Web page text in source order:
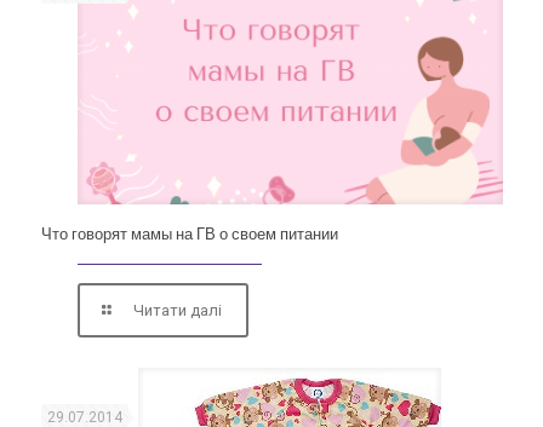
Что говорят мамы на ГВ о своем питании
Читати далі
29.07.2014